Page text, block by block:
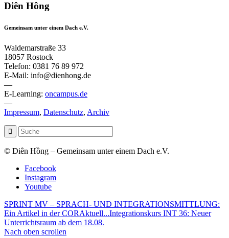
Diên Hông
Gemeinsam unter einem Dach e.V.
Waldemarstraße 33
18057 Rostock
Telefon: 0381 76 89 972
E-Mail: info@dienhong.de
—
E-Learning: oncampus.de
—
Impressum, Datenschutz, Archiv
© Diên Hồng – Gemeinsam unter einem Dach e.V.
Facebook
Instagram
Youtube
SPRINT MV – SPRACH- UND INTEGRATIONSMITTLUNG:
Ein Artikel in der CORAktuell...Integrationskurs INT 36: Neuer
Unterrichtsraum ab dem 18.08.
Nach oben scrollen